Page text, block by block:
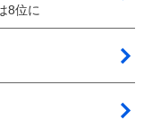
8位に